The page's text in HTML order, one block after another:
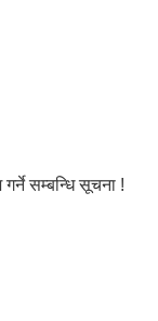
सम्बन्धि सूचना !